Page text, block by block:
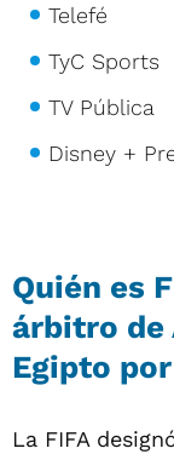
Telefé
TyC Sports
TV Pública
Disney +
Quién es
árbitro de
Egipto
La FIFA